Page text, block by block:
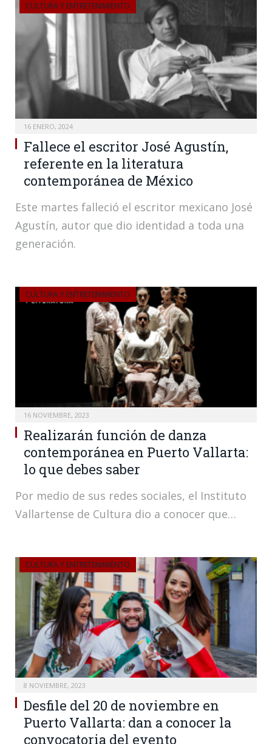
CULTURA Y ENTRETENIMIENTO
16 ENERO, 2024
Fallece el escritor José Agustín,
referente en la literatura
contemporánea de México
Este martes falleció el escritor mexicano José
Agustín, autor que dio identidad a toda una
generación.
CULTURA Y ENTRETENIMIENTO
16 NOVIEMBRE, 2023
Realizarán función de danza
contemporánea en Puerto Vallarta:
lo que debes saber
Por medio de sus redes sociales, el Instituto
Vallartense de Cultura dio a conocer que…
CULTURA Y ENTRETENIMIENTO
8 NOVIEMBRE, 2023
Desfile del 20 de noviembre en
Puerto Vallarta: dan a conocer la
convocatoria del evento